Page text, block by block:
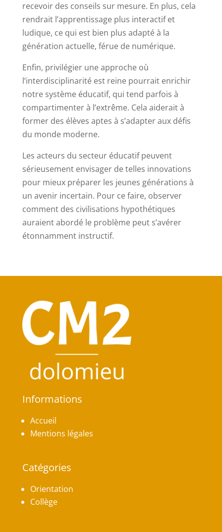
recevoir des conseils sur mesure. En plus, cela
rendrait l’apprentissage plus interactif et
ludique, ce qui est bien plus adapté à la
génération actuelle, férue de numérique.
Enfin, privilégier une approche où
l’interdisciplinarité est reine pourrait enrichir
notre système éducatif, qui tend parfois à
compartimenter à l’extrême. Cela aiderait à
former des élèves aptes à s’adapter aux défis
du monde moderne.
Les acteurs du secteur éducatif peuvent
sérieusement envisager de telles innovations
pour mieux préparer les jeunes générations à
un avenir incertain. Pour ce faire, observer
comment des civilisations hypothétiques
auraient abordé le problème peut s’avérer
étonnamment instructif.
Informations
Accueil
Mentions légales
Catégories
Orientation
Collège